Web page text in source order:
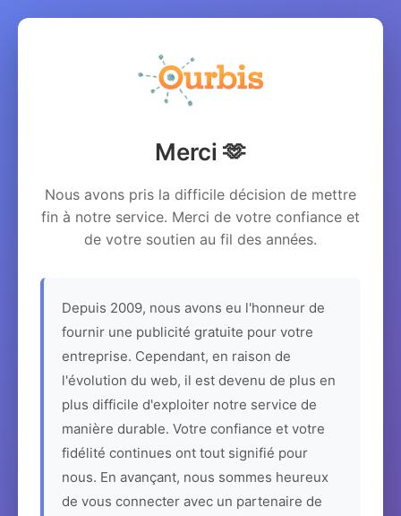
Merci 🫶
Nous avons pris la difficile décision de mettre
fin à notre service. Merci de votre confiance et
de votre soutien au fil des années.
Depuis 2009, nous avons eu l'honneur de
fournir une publicité gratuite pour votre
entreprise. Cependant, en raison de
l'évolution du web, il est devenu de plus en
plus difficile d'exploiter notre service de
manière durable. Votre confiance et votre
fidélité continues ont tout signifié pour
nous. En avançant, nous sommes heureux
de vous connecter avec un partenaire de